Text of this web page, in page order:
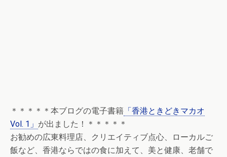
＊＊＊＊＊本ブログの電子書籍 「香港ときどきマカオ
Vol. 1」 が出ました！＊＊＊＊＊
お勧めの広東料理店、クリエイティブ点心、ローカルご
飯など、香港ならではの食に加えて、美と健康、老舗で